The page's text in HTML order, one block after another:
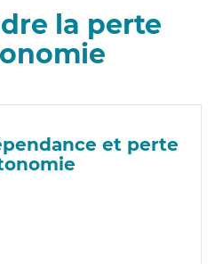
la perte
et perte